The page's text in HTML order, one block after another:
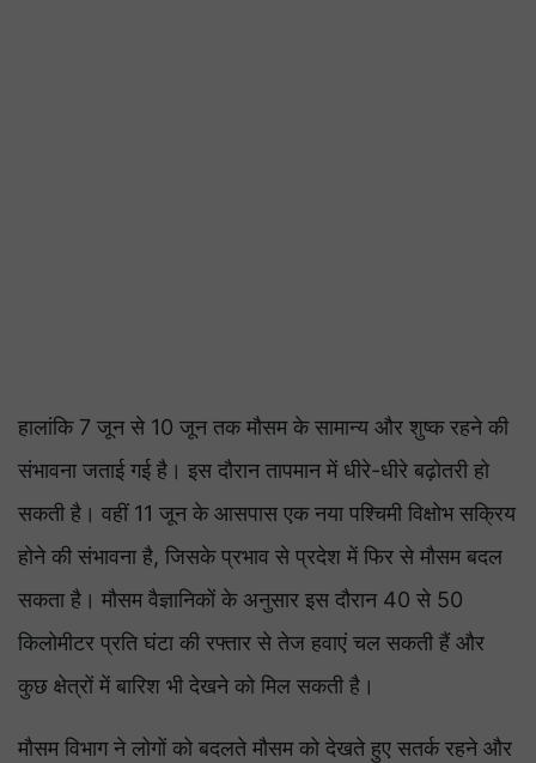
हालांकि 7 जून से 10 जून तक मौसम के सामान्य और शुष्क रहने की
संभावना जताई गई है। इस दौरान तापमान में धीरे-धीरे बढ़ोतरी हो
सकती है। वहीं 11 जून के आसपास एक नया पश्चिमी विक्षोभ सक्रिय
होने की संभावना है, जिसके प्रभाव से प्रदेश में फिर से मौसम बदल
सकता है। मौसम वैज्ञानिकों के अनुसार इस दौरान 40 से 50
किलोमीटर प्रति घंटा की रफ्तार से तेज हवाएं चल सकती हैं और
कुछ क्षेत्रों में बारिश भी देखने को मिल सकती है।
मौसम विभाग ने लोगों को बदलते मौसम को देखते हुए सतर्क रहने और